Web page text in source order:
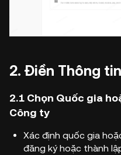
2. Điền Thông
2.1 Chọn Quốc gia
Công ty
Xác định quốc gia
đăng ký hoặc thành